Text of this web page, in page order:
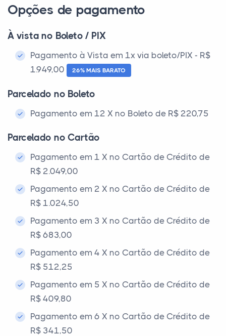
Opções de pagamento
À vista no Boleto / PIX
Pagamento à Vista em 1x via boleto/PIX - R$
1.949,00
26% MAIS BARATO
Parcelado no Boleto
Pagamento em 12 X no Boleto de R$ 220,75
Parcelado no Cartão
Pagamento em 1 X no Cartão de Crédito de
R$ 2.049,00
Pagamento em 2 X no Cartão de Crédito de
R$ 1.024,50
Pagamento em 3 X no Cartão de Crédito de
R$ 683,00
Pagamento em 4 X no Cartão de Crédito de
R$ 512,25
Pagamento em 5 X no Cartão de Crédito de
R$ 409,80
Pagamento em 6 X no Cartão de Crédito de
R$ 341,50